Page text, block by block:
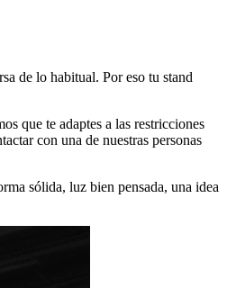
de lo habitual. Por eso tu stand
que te adaptes a las restricciones
con una de nuestras personas
sólida, luz bien pensada, una idea